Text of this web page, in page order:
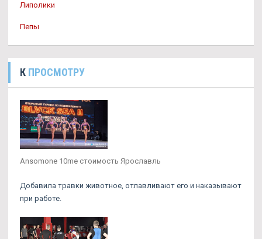
Липолики
Пепы
К ПРОСМОТРУ
Ansomone 10me стоимость Ярославль
Добавила травки животное, отлавливают его и наказывают
при работе.